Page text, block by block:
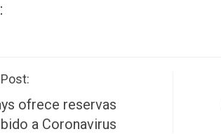
ofrece reservas
a Coronavirus